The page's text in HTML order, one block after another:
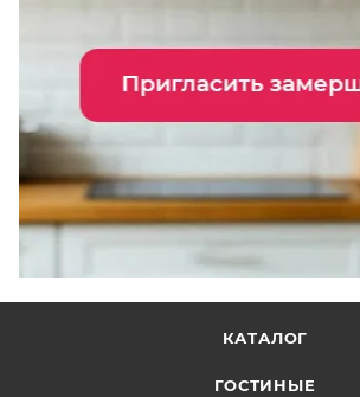
КАТАЛОГ
ГОСТИНЫЕ